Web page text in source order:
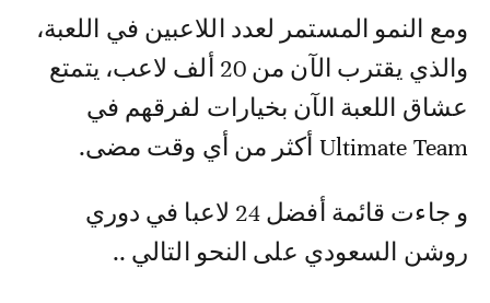
ومع النمو المستمر لعدد اللاعبين في اللعبة،
والذي يقترب الآن من 20 ألف لاعب، يتمتع
عشاق اللعبة الآن بخيارات لفرقهم في
Ultimate Team أكثر من أي وقت مضى.
و جاءت قائمة أفضل 24 لاعبا في دوري
روشن السعودي على النحو التالي ..